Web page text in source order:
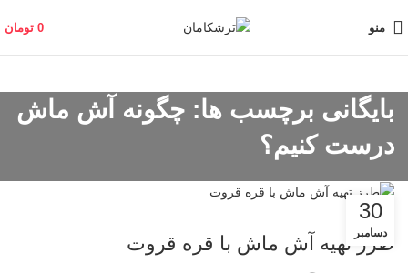
منو 0 تومان
بایگانی برچسب ها: چگونه آش ماش
درست کنیم؟
30
دسامبر
وبلاگ
طرز تهیه آش ماش با قره قروت